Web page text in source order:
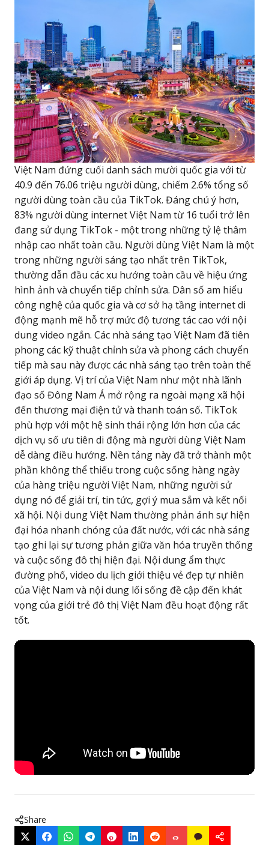
Việt Nam đứng cuối danh sách mười quốc gia với từ
40.9 đến 76.06 triệu người dùng, chiếm 2.6% tổng số
người dùng toàn cầu của TikTok. Đáng chú ý hơn,
83% người dùng internet Việt Nam từ 16 tuổi trở lên
đang sử dụng TikTok - một trong những tỷ lệ thâm
nhập cao nhất toàn cầu. Người dùng Việt Nam là một
trong những người sáng tạo nhất trên TikTok,
thường dẫn đầu các xu hướng toàn cầu về hiệu ứng
hình ảnh và chuyển tiếp chỉnh sửa. Dân số am hiểu
công nghệ của quốc gia và cơ sở hạ tầng internet di
động mạnh mẽ hỗ trợ mức độ tương tác cao với nội
dung video ngắn. Các nhà sáng tạo Việt Nam đã tiên
phong các kỹ thuật chỉnh sửa và phong cách chuyển
tiếp mà sau này được các nhà sáng tạo trên toàn thế
giới áp dụng. Vị trí của Việt Nam như một nhà lãnh
đạo số Đông Nam Á mở rộng ra ngoài mạng xã hội
đến thương mại điện tử và thanh toán số. TikTok
phù hợp với một hệ sinh thái rộng lớn hơn của các
dịch vụ số ưu tiên di động mà người dùng Việt Nam
dễ dàng điều hướng. Nền tảng này đã trở thành một
phần không thể thiếu trong cuộc sống hàng ngày
của hàng triệu người Việt Nam, những người sử
dụng nó để giải trí, tin tức, gợi ý mua sắm và kết nối
xã hội. Nội dung Việt Nam thường phản ánh sự hiện
đại hóa nhanh chóng của đất nước, với các nhà sáng
tạo ghi lại sự tương phản giữa văn hóa truyền thống
và cuộc sống đô thị hiện đại. Nội dung ẩm thực
đường phố, video du lịch giới thiệu vẻ đẹp tự nhiên
của Việt Nam và nội dung lối sống đề cập đến khát
vọng của giới trẻ đô thị Việt Nam đều hoạt động rất
tốt.
Share